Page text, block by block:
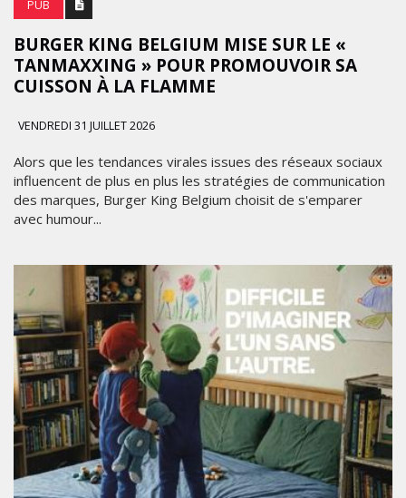
PUB
BURGER KING BELGIUM MISE SUR LE «
TANMAXXING » POUR PROMOUVOIR SA
CUISSON À LA FLAMME
VENDREDI 31 JUILLET 2026
Alors que les tendances virales issues des réseaux sociaux
influencent de plus en plus les stratégies de communication
des marques, Burger King Belgium choisit de s'emparer
avec humour...